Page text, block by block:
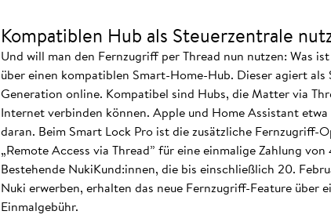
Kompatiblen Hub als Steuerzentrale
Und will man den Fernzugriff per Thread nun nutzen: Was
über einen kompatiblen Smart-Home-Hub. Dieser agiert
Generation online. Kompatibel sind Hubs, die Matter via
Internet verbinden können. Apple und Home Assistant
daran. Beim Smart Lock Pro ist die zusätzliche
„Remote Access via Thread” für eine einmalige Zahlung
Bestehende NukiKund:innen, die bis einschließlich 20.
Nuki erwerben, erhalten das neue Fernzugriff-Feature
Einmalgebühr.